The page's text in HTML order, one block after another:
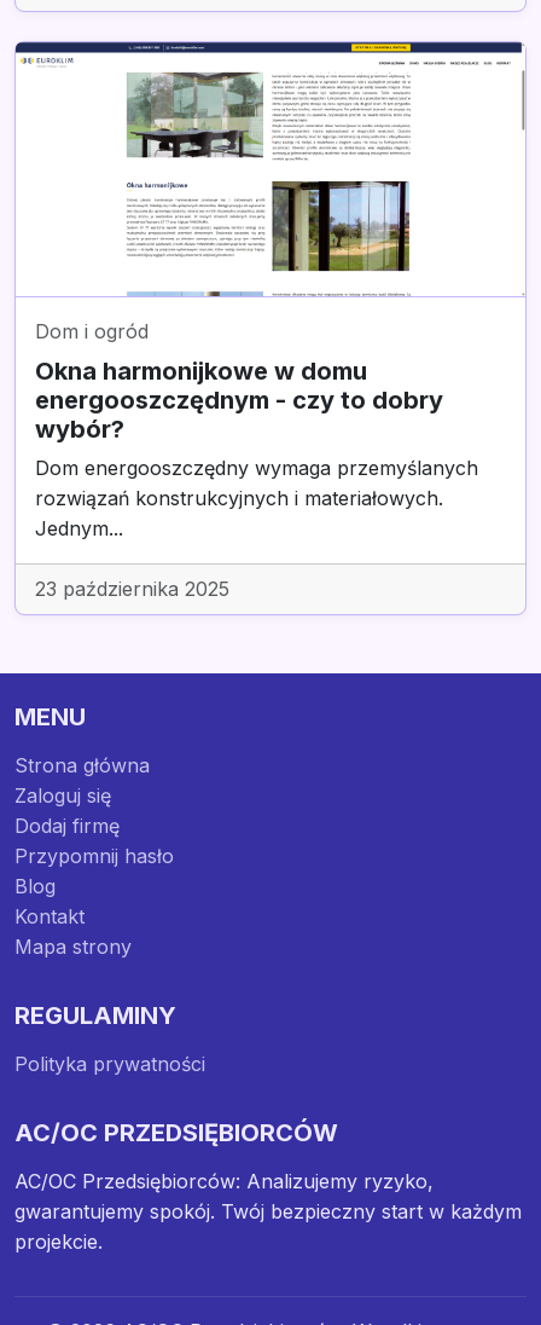
Dom i ogród
Okna harmonijkowe w domu
energooszczędnym - czy to dobry
wybór?
Dom energooszczędny wymaga przemyślanych
rozwiązań konstrukcyjnych i materiałowych.
Jednym...
23 października 2025
MENU
Strona główna
Zaloguj się
Dodaj firmę
Przypomnij hasło
Blog
Kontakt
Mapa strony
REGULAMINY
Polityka prywatności
AC/OC PRZEDSIĘBIORCÓW
AC/OC Przedsiębiorców: Analizujemy ryzyko,
gwarantujemy spokój. Twój bezpieczny start w każdym
projekcie.